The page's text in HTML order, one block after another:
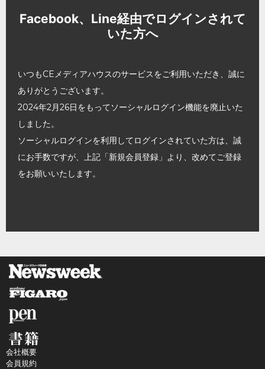
Facebook、Line経由でログインされて
いた方へ
いつもCEメディアハウスのサービスをご利用いただき、誠に
ありがとうございます。
2024年2月26日をもってソーシャルログイン機能を廃止いた
しました。
ソーシャルログインを利用してログインされていた方は、誠
にお手数ですが、上記「新規会員登録」より、改めてご登録
をお願いいたします。
会社概要
会員規約